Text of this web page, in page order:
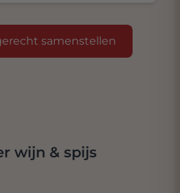
samenstellen
wijn & spijs